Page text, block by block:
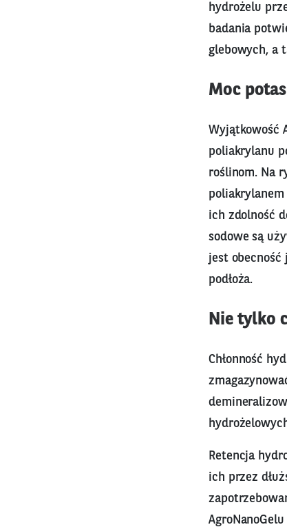
hydrożelu
badania
glebowych, a
Moc
Wyjątkowość
poliakrylanu
roślinom. Na
poliakrylanem
ich zdolność
sodowe są
jest obecność
podłoża.
Nie tylko
Chłonność
Retencja
ich przez